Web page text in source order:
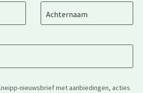
Achternaam
nieuwsbrief met aanbiedingen, acties